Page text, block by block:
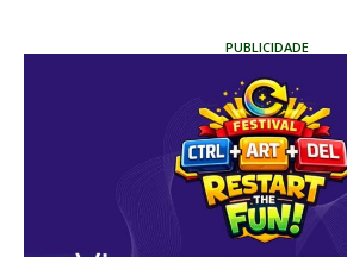
PUBLICIDADE